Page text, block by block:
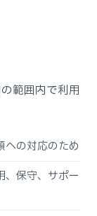
範囲内で利用
への対応のため
、保守、サポー